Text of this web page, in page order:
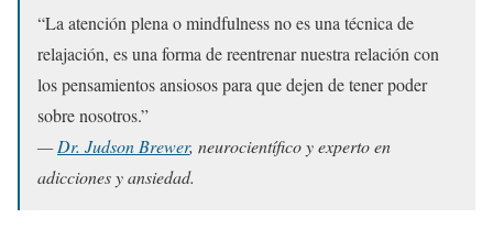
“La atención plena o mindfulness no es una técnica de
relajación, es una forma de reentrenar nuestra relación con
los pensamientos ansiosos para que dejen de tener poder
sobre nosotros.”
—Dr. Judson Brewer, neurocientífico y experto en
adicciones y ansiedad.